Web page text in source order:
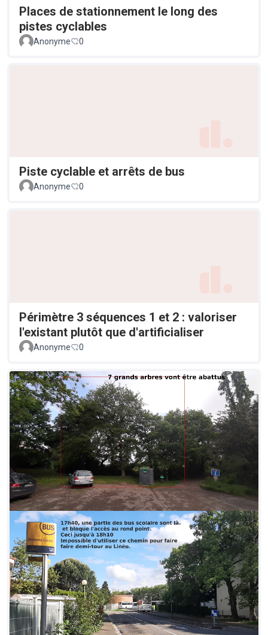
Places de stationnement le long des
pistes cyclables
Anonyme 0
Piste cyclable et arrêts de bus
Anonyme 0
Périmètre 3 séquences 1 et 2 : valoriser
l'existant plutôt que d'artificialiser
Anonyme 0